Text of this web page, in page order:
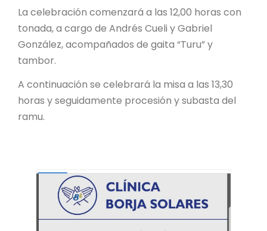
La celebración comenzará a las 12,00 horas con
tonada, a cargo de Andrés Cueli y Gabriel
González, acompañados de gaita “Turu” y
tambor.
A continuación se celebrará la misa a las 13,30
horas y seguidamente procesión y subasta del
ramu.